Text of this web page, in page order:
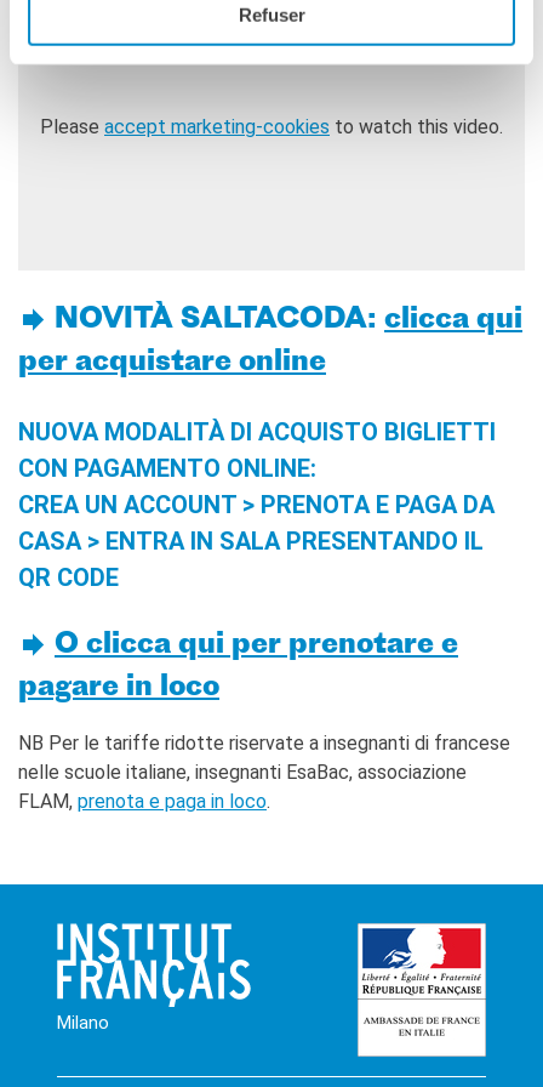
Refuser
Please accept marketing-cookies to watch this video.
NOVITÀ SALTACODA: clicca qui
per acquistare online
NUOVA MODALITÀ DI ACQUISTO BIGLIETTI
CON PAGAMENTO ONLINE:
CREA UN ACCOUNT > PRENOTA E PAGA DA
CASA > ENTRA IN SALA PRESENTANDO IL
QR CODE
O clicca qui per prenotare e
pagare in loco
NB Per le tariffe ridotte riservate a insegnanti di francese
nelle scuole italiane, insegnanti EsaBac, associazione
FLAM, prenota e paga in loco.
Milano